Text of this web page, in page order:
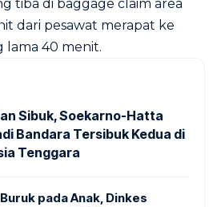
tiba di baggage claim area
dari pesawat merapat ke
lama 40 menit.
Sibuk, Soekarno-Hatta
Bandara Tersibuk Kedua di
Tenggara
pada Anak, Dinkes